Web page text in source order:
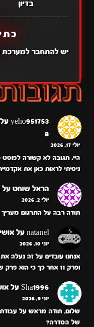
בדיון
יש להתחבר למערכת
yeho951753 על
8
יולי 17, 2026
היי. תגובה לא קשורה
ניסיתי לראות כאן את
הראל שוחט על
יולי 2, 2026
תודה רבה על התרגום
natanel על אושי
יוני 10, 2026
ופרק 11 אחר כך כי הוא פרק של…
Sha1996 על
יוני 9, 2026
שלום, תודה מראש על
של הסדרה?